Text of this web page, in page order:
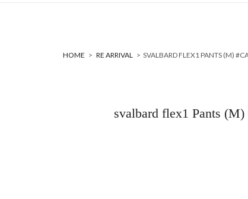
HOME > RE ARRIVAL > SVALBARD FLEX1 PANTS (M)
svalbard flex1 Pants